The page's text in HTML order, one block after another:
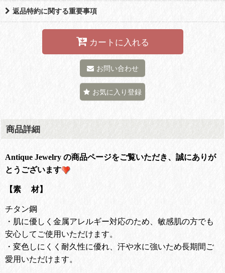
返品特約に関する重要事項
カートに入れる
お問い合わせ
お気に入り登録
商品詳細
Antique Jewelry の商品ページをご覧いただき、誠にありが
とうございます
【素 材】
チタン鋼
・肌に優しく金属アレルギー対応のため、敏感肌の方でも
安心してご使用いただけます。
・変色しにくく耐久性に優れ、汗や水に強いため長期間ご
愛用いただけます。